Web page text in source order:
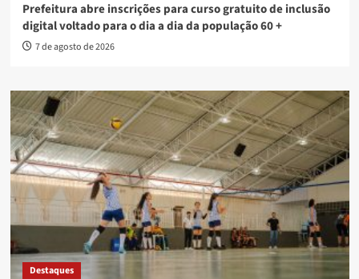
Prefeitura abre inscrições para curso gratuito de inclusão
digital voltado para o dia a dia da população 60 +
7 de agosto de 2026
Destaques